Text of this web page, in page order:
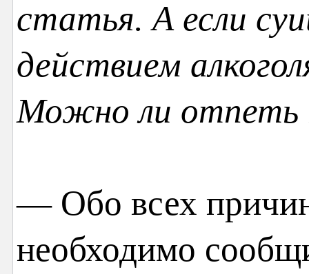
статья. А если
действием
Можно ли отпеть
— Обо всех
необходимо